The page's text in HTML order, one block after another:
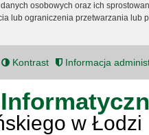
osobowych oraz ich
lub ograniczenia przetwarzania lub
Kontrast Informacja
w Łodzi